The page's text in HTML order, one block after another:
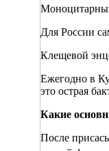
Для России
Клещевой
Ежегодно в
это острая
Какие
После